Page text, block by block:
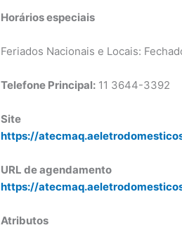
Horários especiais
Feriados Nacionais e Locais:
Telefone Principal: 11 3644-3392
Site
https://
URL de agendamento
https://
Atributos